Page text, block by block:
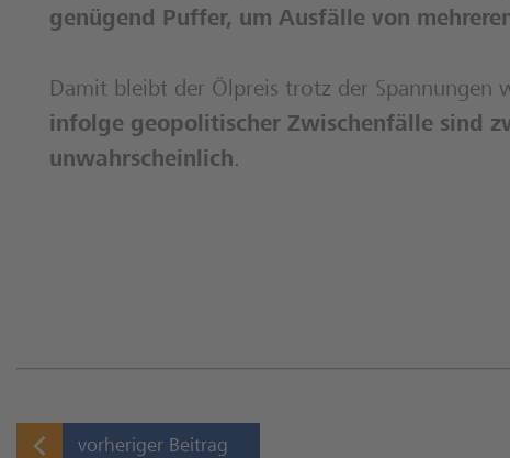
genügend Puffer, um Ausfälle von
Damit bleibt der Ölpreis trotz der Spannungen
infolge geopolitischer Zwischenfälle sind
unwahrscheinlich.
vorheriger Beitrag